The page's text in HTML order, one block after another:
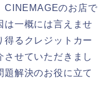
CINEMAGEのお店で
は一概には言えませ
得るクレジットカー
させていただきまし
題解決のお役に立て